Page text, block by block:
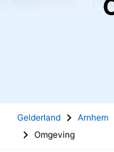
Gelderland Arnhem
Omgeving